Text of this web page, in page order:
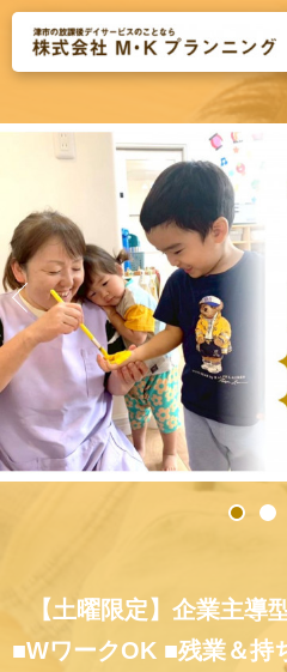
【土曜限定】企業主導
■WワークOK ■残業＆持